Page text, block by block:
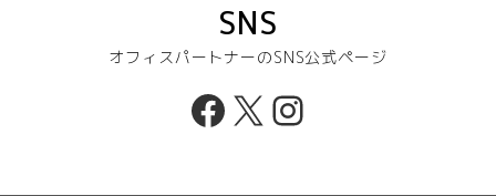
SNS
オフィスパートナーのSNS公式ページ
Facebook
X Instagram